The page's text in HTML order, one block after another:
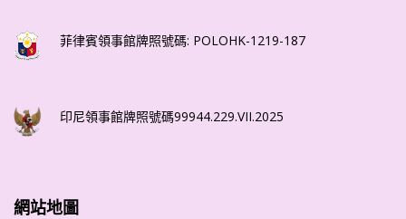
菲律賓領事館牌照號碼: POLOHK-1219-187
印尼領事館牌照號碼99944.229.VII.2025
網站地圖